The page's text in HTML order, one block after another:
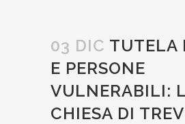
03 DIC TUTELA
E PERSONE
VULNERABILI:
CHIESA DI